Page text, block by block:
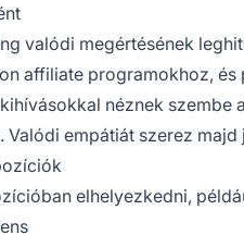
valódi megértésének
affiliate programokhoz,
néznek
Valódi empátiát szerez
elhelyezkedni,